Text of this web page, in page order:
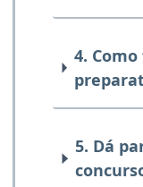
4.
5. Dá